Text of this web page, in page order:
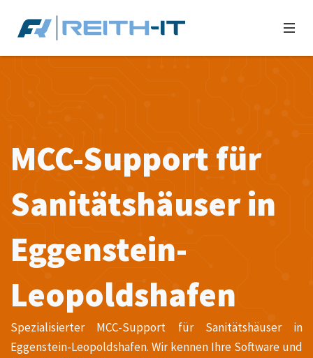
MCC-Support für
Sanitätshäuser in
Eggenstein-
Leopoldshafen
Spezialisierter MCC-Support für Sanitätshäuser in
Eggenstein-Leopoldshafen. Wir kennen Ihre Software und